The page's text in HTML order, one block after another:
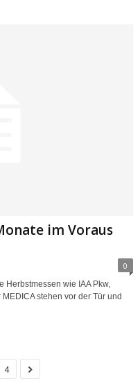
im Voraus
0
Herbstmessen wie IAA Pkw,
stehen vor der Tür und
4